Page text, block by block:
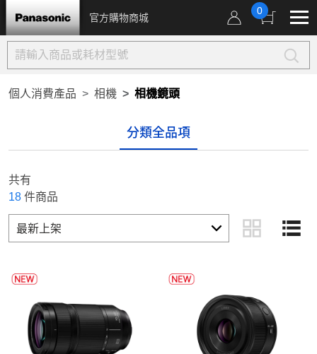
官方購物商城
0
個人消費產品 相機 相機鏡頭
分類全品項
共有
18 件商品